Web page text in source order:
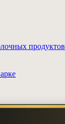
продуктов